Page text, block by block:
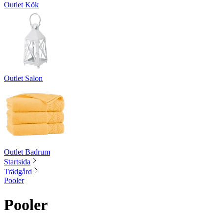
Outlet Kök
Outlet Salon
Outlet Badrum
Startsida
Trädgård
Pooler
Pooler